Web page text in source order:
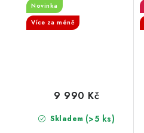
Novinka
Více za méně
Skladem (>5 ks)
9 990 Kč